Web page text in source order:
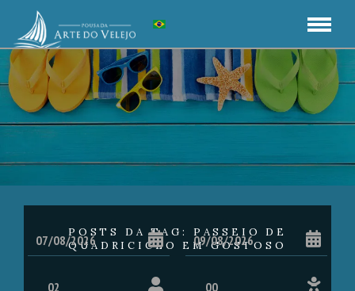
POSTS DA TAG: PASSEIO DE
QUADRICICLO EM GOSTOSO